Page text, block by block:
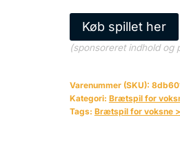
Køb spillet her
(sponsoreret indhold og
Varenummer (SKU):
Kategori: Brætspil for
Tags: Brætspil for voksne